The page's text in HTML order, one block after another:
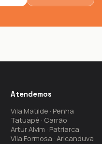
Atendemos
Vila Matilde · Penha
Tatuapé · Carrão
Artur Alvim · Patriarca
Vila Formosa · Aricanduva